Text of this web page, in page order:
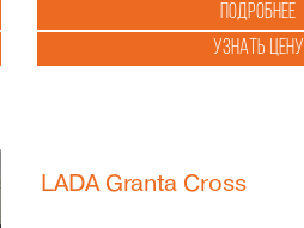
Подробнее
Узнать цену
LADA Granta Cross